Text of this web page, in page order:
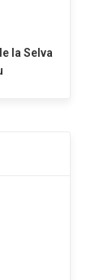
la Selva